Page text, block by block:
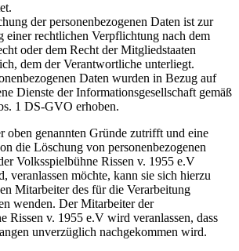
der personenbezogenen Daten ist zur
einer rechtlichen Verpflichtung nach dem
oder dem Recht der Mitgliedstaaten
dem der Verantwortliche unterliegt.
Daten wurden in Bezug auf
Dienste der Informationsgesellschaft gemäß
1 DS-GVO erhoben.
oben genannten Gründe zutrifft und eine
die Löschung von personenbezogenen
Volksspielbühne Rissen v. 1955 e.V
veranlassen möchte, kann sie sich hierzu
Mitarbeiter des für die Verarbeitung
wenden. Der Mitarbeiter der
Rissen v. 1955 e.V wird veranlassen, dass
unverzüglich nachgekommen wird.